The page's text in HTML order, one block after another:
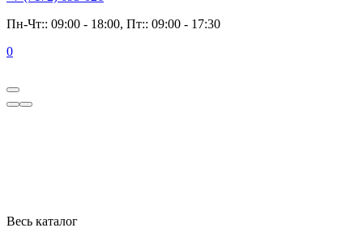
Пн-Чт:: 09:00 - 18:00, Пт:: 09:00 - 17:30
0
Весь каталог